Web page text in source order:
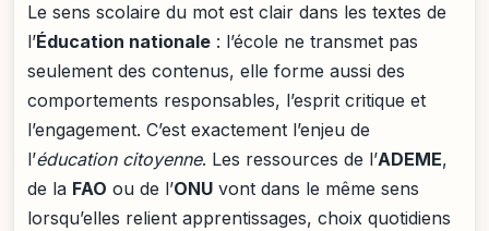
Le sens scolaire du mot est clair dans les textes de
l’Éducation nationale : l’école ne transmet pas
seulement des contenus, elle forme aussi des
comportements responsables, l’esprit critique et
l’engagement. C’est exactement l’enjeu de
l’éducation citoyenne. Les ressources de l’ADEME,
de la FAO ou de l’ONU vont dans le même sens
lorsqu’elles relient apprentissages, choix quotidiens